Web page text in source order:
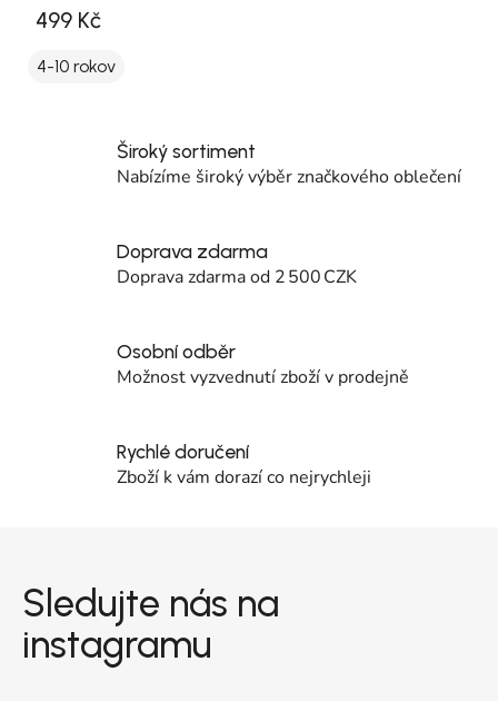
499 Kč
4-10 rokov
Široký sortiment
Nabízíme široký výběr značkového oblečení
Doprava zdarma
Doprava zdarma od 2 500 CZK
Osobní odběr
Možnost vyzvednutí zboží v prodejně
Rychlé doručení
Zboží k vám dorazí co nejrychleji
Sledujte nás na
instagramu